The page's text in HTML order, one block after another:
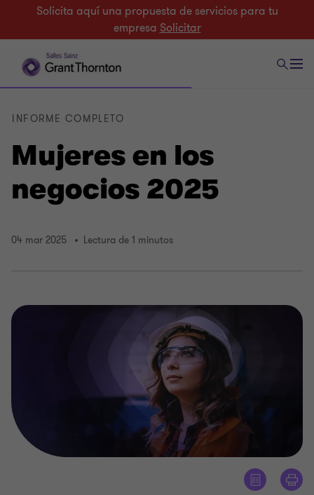
Solicita aquí una propuesta de servicios para tu
empresa Solicitar
Mujeres en los
negocios 2025
INFORME COMPLETO
04 mar 2025 Lectura de 1 minutos